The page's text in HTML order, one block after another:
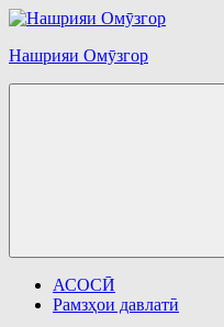
Перейти
содержимому
Нашрияи Омӯзгор
АСОСӢ
Рамзҳои давлатӣ